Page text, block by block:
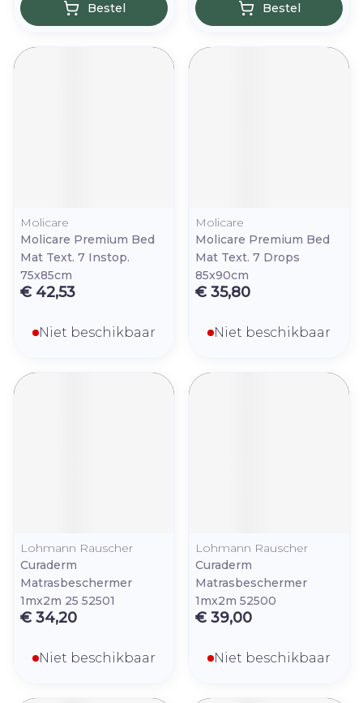
Bestel Bestel
Molicare
Molicare Premium Bed
Mat Text. 7 Instop.
75x85cm
€ 42,53
Niet beschikbaar
Molicare
Molicare Premium Bed
Mat Text. 7 Drops
85x90cm
€ 35,80
Niet beschikbaar
Lohmann Rauscher
Curaderm
Matrasbeschermer
1mx2m 25 52501
€ 34,20
Niet beschikbaar
Lohmann Rauscher
Curaderm
Matrasbeschermer
1mx2m 52500
€ 39,00
Niet beschikbaar